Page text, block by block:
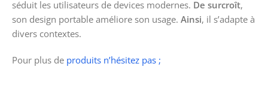
séduit les utilisateurs de devices modernes. De surcroît,
son design portable améliore son usage. Ainsi, il s’adapte à
divers contextes.
Pour plus de produits n’hésitez pas ;